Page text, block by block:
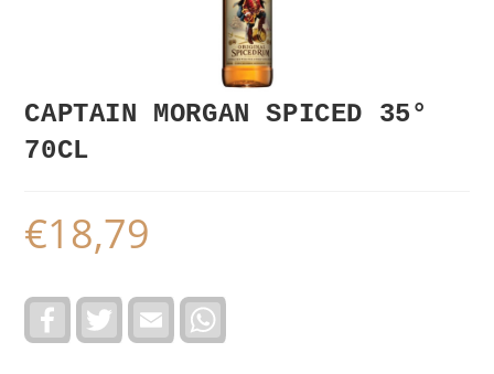
CAPTAIN MORGAN SPICED 35°
70CL
€18,79
c
T
i
E
a
a